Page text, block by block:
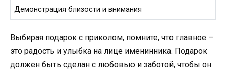
Демонстрация близости и внимания
Выбирая подарок с приколом, помните, что главное –
это радость и улыбка на лице именинника. Подарок
должен быть сделан с любовью и заботой, чтобы он